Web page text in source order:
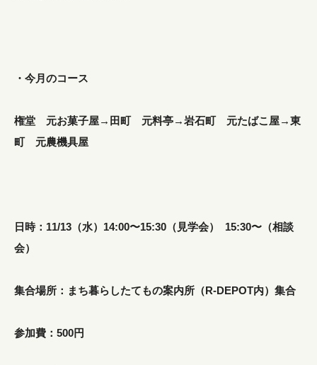
・今月のコース
権堂 元お菓子屋→田町 元料亭→岩石町 元たばこ屋→東
町 元農機具屋
日時：11/13（水）14:00〜15:30（見学会） 15:30〜（相談
会）
集合場所：まち暮らしたてもの案内所（R-DEPOT内）集合
参加費：500円